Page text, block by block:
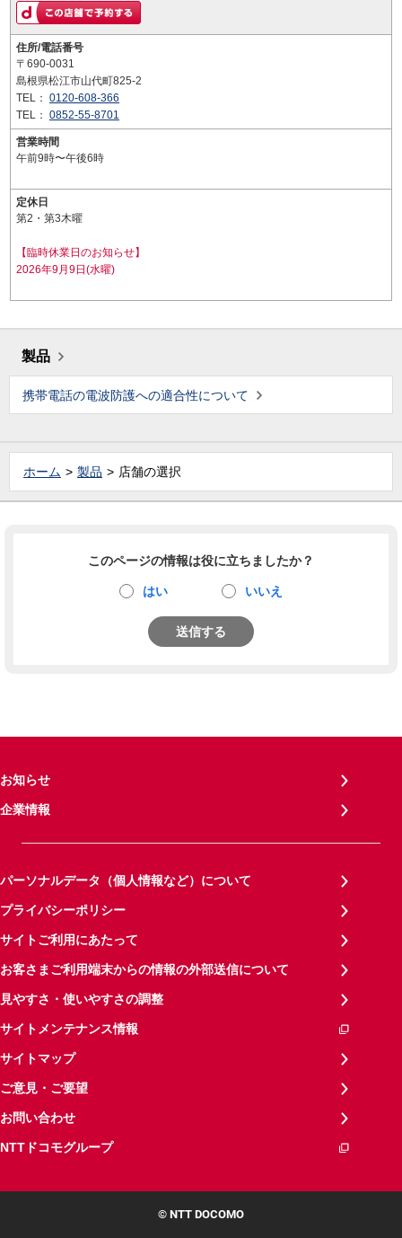
住所/電話番号
〒690-0031
島根県松江市山代町825-2
TEL： 0120-608-366
TEL： 0852-55-8701
営業時間
午前9時〜午後6時
定休日
第2・第3木曜
【臨時休業日のお知らせ】
2026年9月9日(水曜)
製品
携帯電話の電波防護への適合性について
ホーム 製品 店舗の選択
このページの情報は役に立ちましたか？
はい いいえ
送信する
お知らせ
企業情報
パーソナルデータ（個人情報など）について
プライバシーポリシー
サイトご利用にあたって
お客さまご利用端末からの情報の外部送信について
見やすさ・使いやすさの調整
サイトメンテナンス情報
サイトマップ
ご意見・ご要望
お問い合わせ
NTTドコモグループ
© NTT DOCOMO